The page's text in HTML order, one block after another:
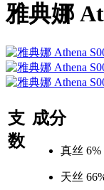
雅典娜
支
数
成分
真丝 6%
天丝